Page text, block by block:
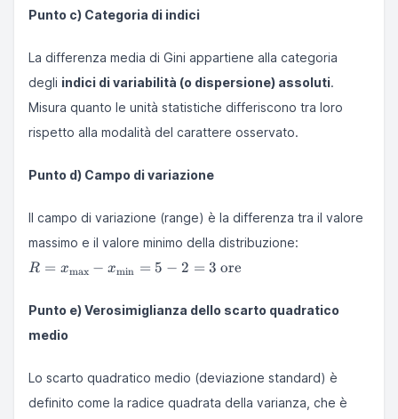
Punto c) Categoria di indici
La differenza media di Gini appartiene alla categoria
degli indici di variabilità (o dispersione) assoluti.
Misura quanto le unità statistiche differiscono tra loro
rispetto alla modalità del carattere osservato.
Punto d) Campo di variazione
Il campo di variazione (range) è la differenza tra il valore
massimo e il valore minimo della distribuzione:
R =
x_{\min}
= 5 - 2 =
ore}
R = xmax − xmin = 5 − 2 = 3 ore
Punto e) Verosimiglianza dello scarto quadratico
medio
Lo scarto quadratico medio (deviazione standard) è
definito come la radice quadrata della varianza, che è